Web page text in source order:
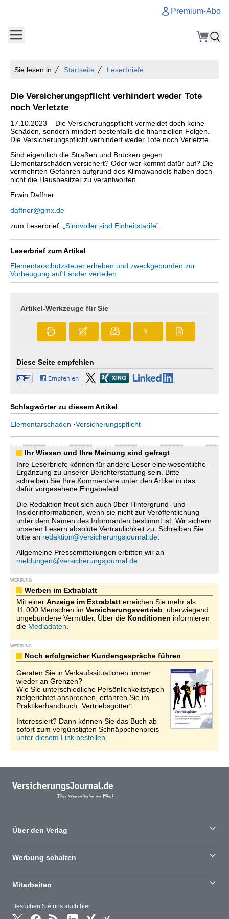
Premium-Abo
Sie lesen in Startseite Leserbriefe
Die Versicherungspflicht verhindert weder Tote
noch Verletzte
17.10.2023 – Die Versicherungspflicht vermeidet doch keine
Schäden, sondern mindert bestenfalls die finanziellen Folgen.
Die Versicherungspflicht verhindert weder Tote noch Verletzte.
Sind eigentlich die Straßen und Brücken gegen
Elementarschäden versichert? Oder wer kommt dafür auf? Die
vermehrten Gefahren aufgrund des Klimawandels haben doch
nicht die Hausbesitzer zu verantworten.
Erwin Daffner
daffner@gmx.de
zum Leserbrief: „ Sinnvoller sind Einheitstarife”.
Leserbrief zum Artikel
Elementarschutzsteuer erheben und zweckgebunden zur
Vorbeugung auf Länder verteilen
Artikel-Werkzeuge für Sie
§
Diese Seite empfehlen
Schlagwörter zu diesem Artikel
Elementarschaden ·Versicherungspflicht
Ihr Wissen und Ihre Meinung sind gefragt
Ihre Leserbriefe können für andere Leser eine wesentliche
Ergänzung zu unserer Berichterstattung sein. Bitte
schreiben Sie Ihre Kommentare unter den Artikel in das
dafür vorgesehene Eingabefeld.
Die Redaktion freut sich auch über Hintergrund- und
Insiderinformationen, wenn sie nicht zur Veröffentlichung
unter dem Namen des Informanten bestimmt ist. Wir sichern
unseren Lesern absolute Vertraulichkeit zu. Schreiben Sie
bitte an redaktion@versicherungsjournal.de
Allgemeine Pressemitteilungen erbitten wir an
meldungen@versicherungsjournal.de
WERBUNG
Werben im Extrablatt
Mit einer Anzeige im Extrablatt erreichen Sie mehr als
11.000 Menschen im Versicherungsvertrieb , überwiegend
ungebundene Vermittler. Über die Konditionen informieren
die Mediadaten
WERBUNG
Noch erfolgreicher Kundengespräche führen
Geraten Sie in Verkaufssituationen immer
wieder an Grenzen?
Wie Sie unterschiedliche Persönlichkeitstypen
zielgerichtet ansprechen, erfahren Sie im
Praktikerhandbuch „Vertriebsgötter“.
Interessiert? Dann können Sie das Buch ab
sofort zum vergünstigten Schnäppchenpreis
unter diesem Link bestellen.
Besuchen Sie uns auch hier
Über den Verlag
Werbung schalten
Mitarbeiten